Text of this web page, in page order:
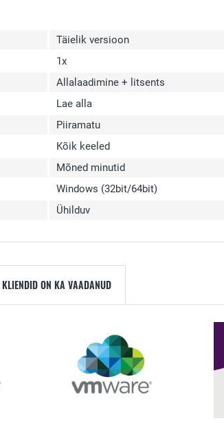
Täielik versioon
1x
Allalaadimine + litsents
Lae alla
Piiramatu
Kõik keeled
Mõned minutid
Windows (32bit/64bit)
Ühilduv
KLIENDID ON KA VAADANUD